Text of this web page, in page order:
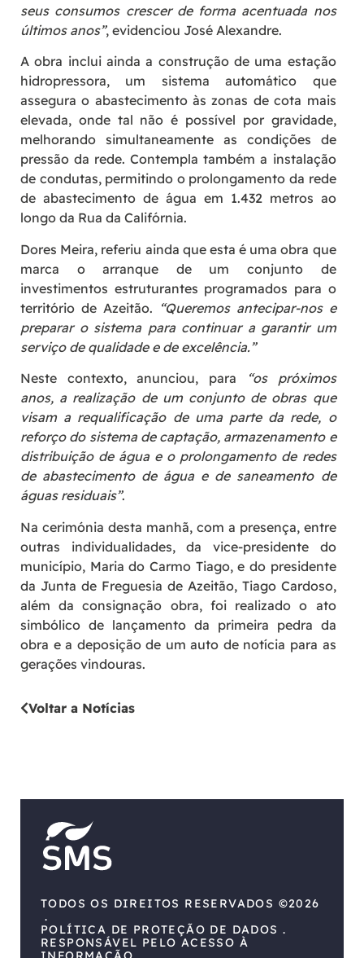
seus consumos crescer de forma acentuada nos
últimos anos”, evidenciou José Alexandre.
A obra inclui ainda a construção de uma estação
hidropressora, um sistema automático que
assegura o abastecimento às zonas de cota mais
elevada, onde tal não é possível por gravidade,
melhorando simultaneamente as condições de
pressão da rede. Contempla também a instalação
de condutas, permitindo o prolongamento da rede
de abastecimento de água em 1.432 metros ao
longo da Rua da Califórnia.
Dores Meira, referiu ainda que esta é uma obra que
marca o arranque de um conjunto de
investimentos estruturantes programados para o
território de Azeitão. “Queremos antecipar-nos e
preparar o sistema para continuar a garantir um
serviço de qualidade e de excelência.”
Neste contexto, anunciou, para
“os próximos
anos, a realização de um conjunto de obras que
visam a requalificação de uma parte da rede, o
reforço do sistema de captação, armazenamento e
distribuição de água e o prolongamento de redes
de abastecimento de água e de saneamento de
águas residuais”.
Na cerimónia desta manhã, com a presença, entre
outras individualidades, da vice-presidente do
município, Maria do Carmo Tiago, e do presidente
da Junta de Freguesia de Azeitão, Tiago Cardoso,
além da consignação obra, foi realizado o ato
simbólico de lançamento da primeira pedra da
obra e a deposição de um auto de notícia para as
gerações vindouras.
Voltar a Notícias
TODOS OS DIREITOS RESERVADOS ©2026
POLÍTICA DE PROTEÇÃO DE DADOS
RESPONSÁVEL PELO ACESSO À